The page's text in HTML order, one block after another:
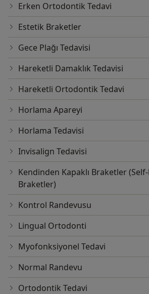
Erken Ortodontik Tedavi
Estetik Braketler
Gece Plağı Tedavisi
Hareketli Damaklık Tedavisi
Hareketli Ortodontik Tedavi
Horlama Apareyi
Horlama Tedavisi
Invisalign Tedavisi
Kendinden Kapaklı Braketler
Braketler)
Kontrol Randevusu
Lingual Ortodonti
Myofonksiyonel Tedavi
Normal Randevu
Ortodontik Tedavi